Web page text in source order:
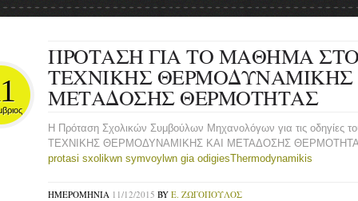
ΠΡΟΤΑΣΗ ΓΙΑ ΤΟ ΜΑΘΗΜΑ
ΤΕΧΝΙΚΗΣ ΘΕΡΜΟΔΥΝΑΜΙΚΗΣ
ΜΕΤΑΔΟΣΗΣ ΘΕΡΜΟΤΗΤΑΣ
H Πρόταση Σχολικών Συμβούλων Μηχανολόγων για τις οδηγίες
ΤΕΧΝΙΚΗΣ ΘΕΡΜΟΔΥΝΑΜΙΚΗΣ ΚΑΙ ΜΕΤΑΔΟΣΗΣ
protasi sxolikwn symvoylwn gia odigiesThermodynamikis
ΗΜΕΡΟΜΗΝΊΑ 11/12/2015 BY Ε. ΖΩΓΌΠΟΥΛΟΣ